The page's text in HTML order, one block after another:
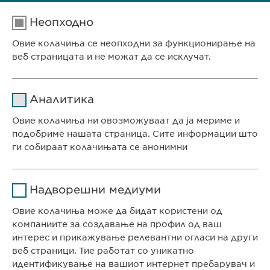
SHIELD THERAPEUTICS AND
EWOPHARMA SIGN FERACCRU LICENCE
AGREEMENT FOR SWITZERLAND
Ewopharma AG, a pharmaceutical marketing company…
Евофарма АГ Претставништво Скопје
Антон Попов 1-2/3
Скопје, Северна Македонија
КОНТАКТ
Неопходно
Овие колачиња се неопходни за функционирање на
веб страницата и не можат да се исклучат.
sgalinski
Времетраење
Цел
согласност за колачиња
Аналитика
Овие колачиња ни овозможуваат да ја мериме и
подобриме нашата страница. Сите информации што
ги собираат колачињата се анонимни
Google
Времетраење
Надворешни медиуми
Овие колачиња може да бидат користени од
компаниите за создавање на профил од ваш
интерес и прикажување релевантни огласи на други
веб страници. Тие работат со уникатно
идентификување на вашиот интернет пребарувач и